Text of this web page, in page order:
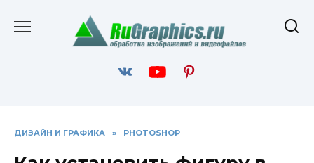
содержанию
ДИЗАЙН И ГРАФИКА » PHOTOSHOP